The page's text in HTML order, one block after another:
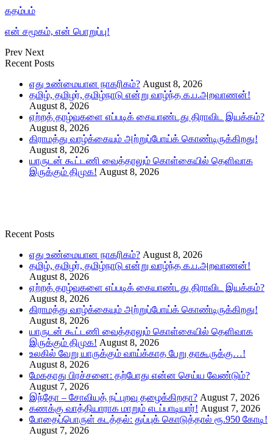
கதம்பம்
என் சமூகம், என் பொறுப்பு!
Prev Next
Recent Posts
எது உண்மையான நாகரிகம்? August 8, 2026
தமிழ், தமிழர், தமிழ்நாடு என்று வாழ்ந்த க.ப.அறவாணன்!
August 8, 2026
ஏற்றத் தாழ்வுகளை எப்படிக் கையாண்டது திராவிட இயக்கம்?
August 8, 2026
கிராமத்து வாழ்க்கையும் அற்றுப்போய்க் கொண்டிருக்கிறது!
August 8, 2026
யாருடன் கூட்டணி வைத்தாலும் கொள்கையில் தெளிவாக
இருக்கும் திமுக! August 8, 2026
Recent Posts
எது உண்மையான நாகரிகம்? August 8, 2026
தமிழ், தமிழர், தமிழ்நாடு என்று வாழ்ந்த க.ப.அறவாணன்!
August 8, 2026
ஏற்றத் தாழ்வுகளை எப்படிக் கையாண்டது திராவிட இயக்கம்?
August 8, 2026
கிராமத்து வாழ்க்கையும் அற்றுப்போய்க் கொண்டிருக்கிறது!
August 8, 2026
யாருடன் கூட்டணி வைத்தாலும் கொள்கையில் தெளிவாக
இருக்கும் திமுக! August 8, 2026
உலகில் வேறு யாருக்கும் வாய்க்காத பேறு தாகூருக்கு…!
August 8, 2026
மேகதாது பிரச்சனை: தற்போது என்ன செய்ய வேண்டும்?
August 7, 2026
இந்தோ – சோவியத் நட்புறவு தழைக்கிறதா? August 7, 2026
கணக்கு வாத்தியாராக மாறும் எடப்பாடியார்! August 7, 2026
போதைப்பொருள் கடத்தல்: துப்புக் கொடுத்தால் ரூ.950 கோடி!
August 7, 2026